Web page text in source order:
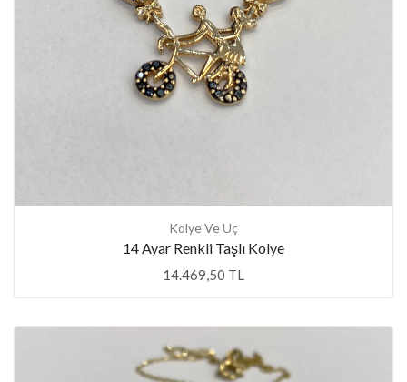
Kolye Ve Uç
14 Ayar Renkli Taşlı Kolye
14.469,50 TL